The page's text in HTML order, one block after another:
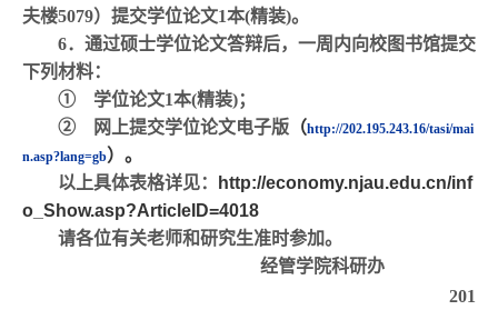
夫楼5079）提交学位论文1本(精装)。
6．通过硕士学位论文答辩后，一周内向校图书馆提交
下列材料：
①
学位论文1本(精装)；
②
网上提交学位论文电子版 （http://202.195.243.16/tasi/mai
n.asp?lang=gb）。
以上具体表格详见：
http://economy.njau.edu.cn/inf
o_Show.asp?ArticleID=4018
请各位有关老师和研究生准时参加。
经管学院科研办
2012-